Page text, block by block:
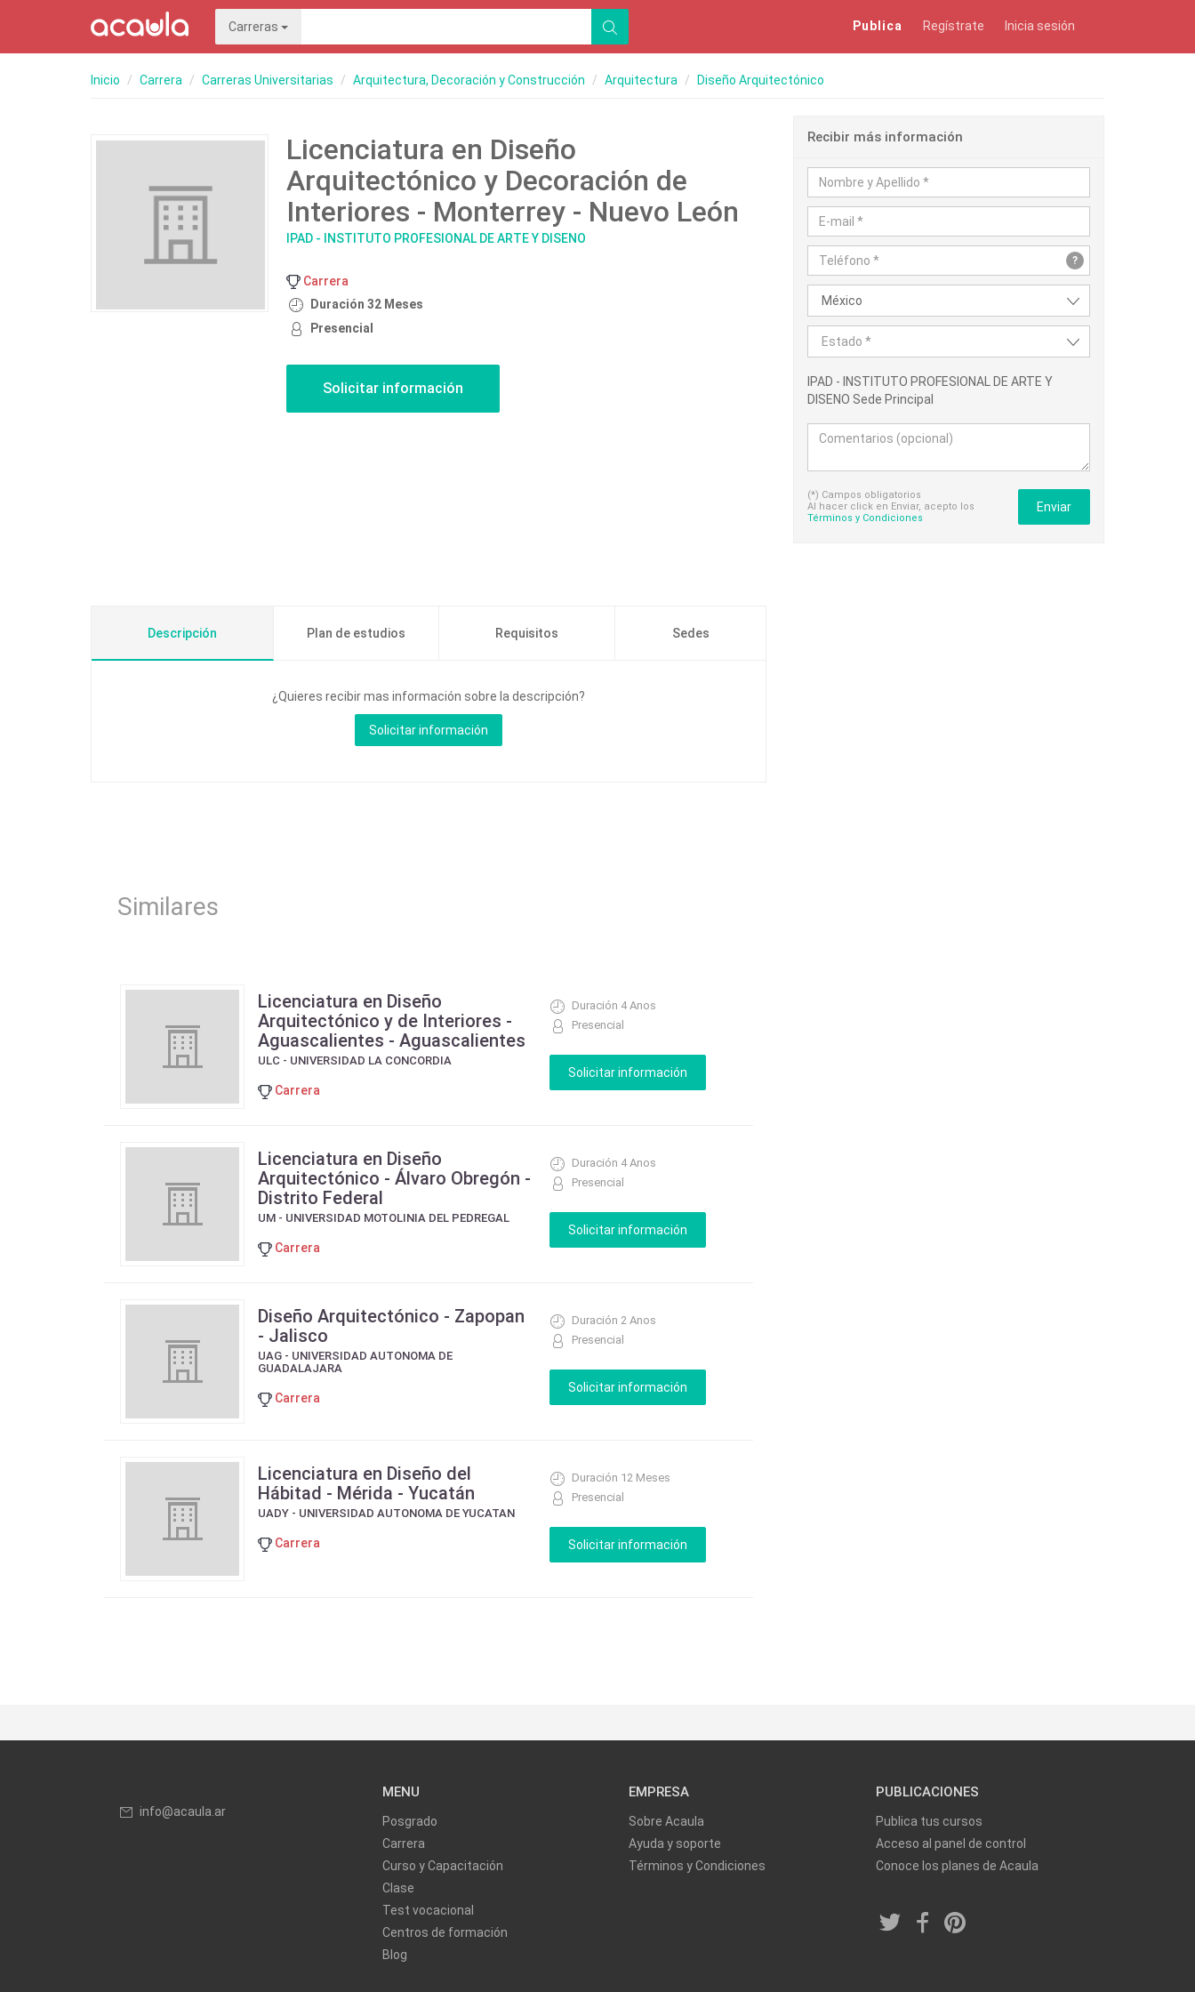
Carreras Publica Regístrate Inicia sesión
Inicio Carrera Carreras Universitarias Arquitectura, Decoración y Construcción Arquitectura Diseño Arquitectónico
Licenciatura en Diseño
Arquitectónico y Decoración de
Interiores - Monterrey - Nuevo León
IPAD - INSTITUTO PROFESIONAL DE ARTE Y DISENO
Carrera
Duración 32 Meses
Presencial
Recibir más información
?
México
Estado *
IPAD - INSTITUTO PROFESIONAL DE ARTE Y
DISENO Sede Principal
(*) Campos obligatorios
Al hacer click en Enviar, acepto los
Términos y Condiciones
Enviar
Descripción Plan de estudios Requisitos Sedes
¿Quieres recibir mas información sobre la descripción?
Similares
Licenciatura en Diseño
Arquitectónico y de Interiores -
Aguascalientes - Aguascalientes
ULC - UNIVERSIDAD LA CONCORDIA
Carrera
Duración 4 Anos
Presencial
Licenciatura en Diseño
Arquitectónico - Álvaro Obregón -
Distrito Federal
UM - UNIVERSIDAD MOTOLINIA DEL PEDREGAL
Carrera
Duración 4 Anos
Presencial
Diseño Arquitectónico - Zapopan
- Jalisco
UAG - UNIVERSIDAD AUTONOMA DE
GUADALAJARA
Carrera
Duración 2 Anos
Presencial
Licenciatura en Diseño del
Hábitad - Mérida - Yucatán
UADY - UNIVERSIDAD AUTONOMA DE YUCATAN
Carrera
Duración 12 Meses
Presencial
info@acaula.ar
MENU
Posgrado
Carrera
Curso y Capacitación
Clase
Test vocacional
Centros de formación
Blog
EMPRESA
Sobre Acaula
Ayuda y soporte
Términos y Condiciones
PUBLICACIONES
Publica tus cursos
Acceso al panel de control
Conoce los planes de Acaula